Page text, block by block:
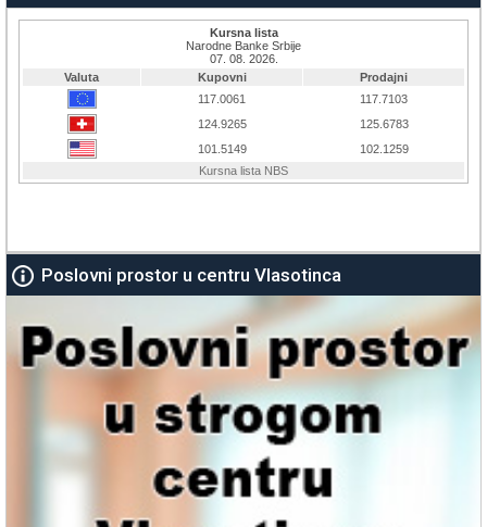
Poslovni prostor u centru Vlasotinca